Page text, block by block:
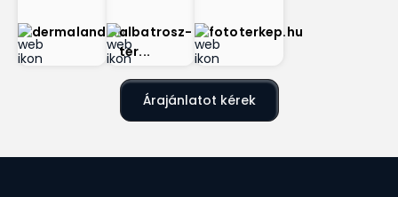
dermaland.hualbatrosz-
ter...
fototerkep.hu
Árajánlatot kérek